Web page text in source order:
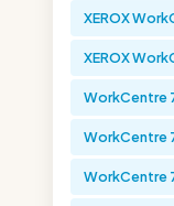
XEROX
XEROX
WorkCentre
WorkCentre
WorkCentre